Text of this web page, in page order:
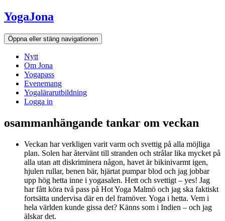
Hoppa
till
innehållet
YogaJona
Öppna eller stäng navigationen
Nytt
Om Jona
Yogapass
Evenemang
Yogalärarutbildning
Logga in
osammanhängande tankar om veckan
Veckan har verkligen varit varm och svettig på alla möjliga
plan. Solen har återvänt till stranden och strålar lika mycket på
alla utan att diskriminera någon, havet är bikinivarmt igen,
hjulen rullar, benen bär, hjärtat pumpar blod och jag jobbar
upp hög hetta inne i yogasalen. Hett och svettigt – yes! Jag
har fått köra två pass på Hot Yoga Malmö och jag ska faktiskt
fortsätta undervisa där en del framöver. Yoga i hetta. Vem i
hela världen kunde gissa det? Känns som i Indien – och jag
älskar det.